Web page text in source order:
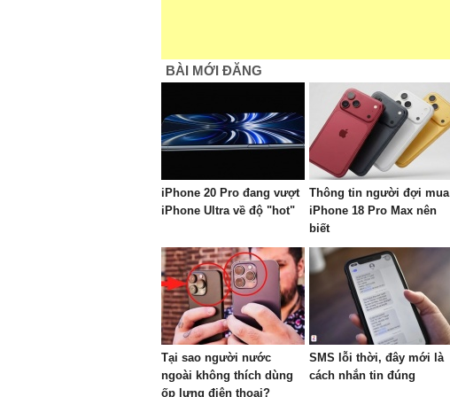
BÀI MỚI ĐĂNG
iPhone 20 Pro đang vượt
iPhone Ultra về độ "hot"
Thông tin người đợi mua
iPhone 18 Pro Max nên
biết
Tại sao người nước
ngoài không thích dùng
ốp lưng điện thoại?
SMS lỗi thời, đây mới là
cách nhắn tin đúng